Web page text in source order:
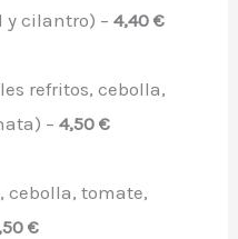
y cilantro) –4,40 €
refritos, cebolla,
–4,50 €
cebolla, tomate,
€